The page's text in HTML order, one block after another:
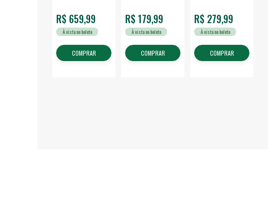
R$ 659,99
À vista no boleto
COMPRAR
R$ 179,99
À vista no boleto
COMPRAR
R$ 279,99
À vista no boleto
COMPRAR